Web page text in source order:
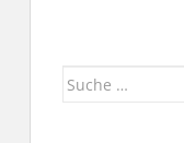
Suche